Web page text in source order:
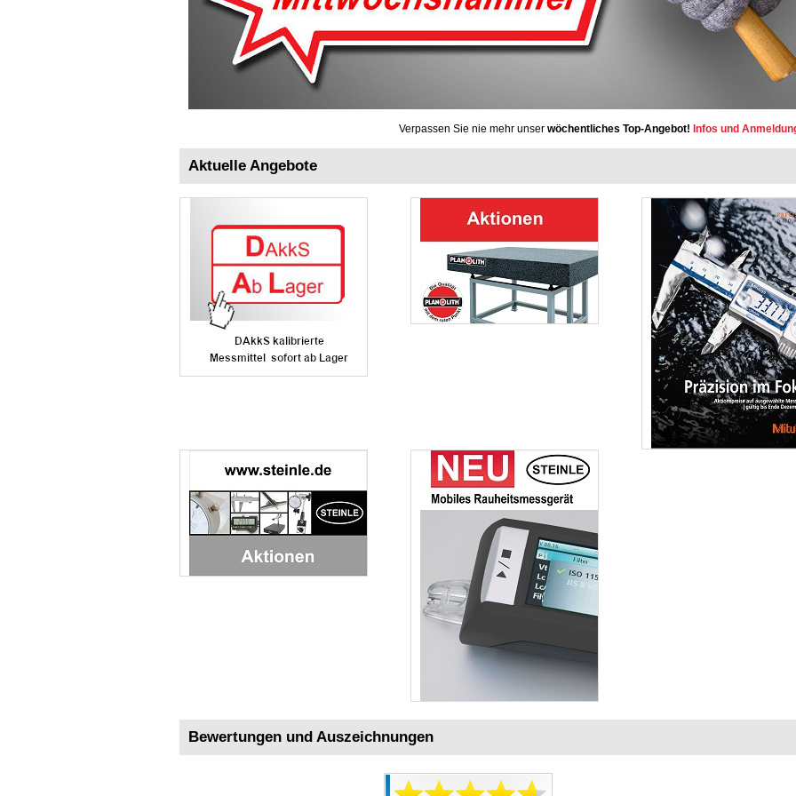
Verpassen Sie nie mehr unser wöchentliches Top-Angebot! Infos und
Aktuelle Angebote
Bewertungen und Auszeichnungen